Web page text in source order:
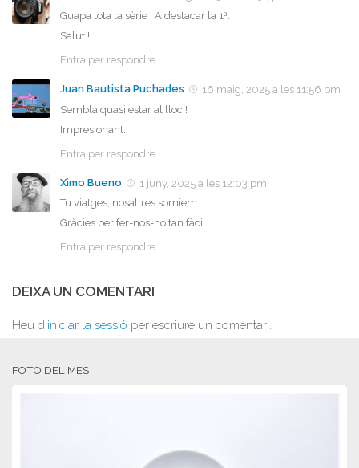
Guapa tota la sèrie ! A destacar la 1ª.
Salut !
Entra per respondre
Juan Bautista Puchades
16 maig, 2025 a les 11:56 pm
Sembla quasi estar al lloc!!
Impresionant.
Entra per respondre
Ximo Bueno
1 juny, 2025 a les 12:03 pm
Tu viatges, nosaltres somiem.
Gràcies per fer-nos-ho tan fàcil.
Entra per respondre
DEIXA UN COMENTARI
Heu d'iniciar la sessió per escriure un comentari.
FOTO DEL MES